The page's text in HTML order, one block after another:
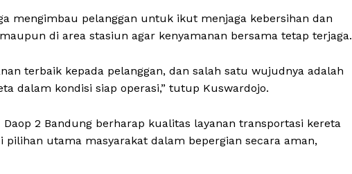
mengimbau pelanggan untuk ikut menjaga kebersihan dan
di area stasiun agar kenyamanan bersama tetap terjaga.
terbaik kepada pelanggan, dan salah satu wujudnya adalah
dalam kondisi siap operasi,” tutup Kuswardojo.
2 Bandung berharap kualitas layanan transportasi kereta
utama masyarakat dalam bepergian secara aman,